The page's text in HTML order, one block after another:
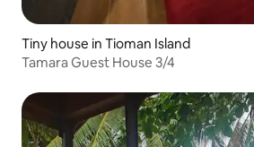
Tiny house in Tioman Island
Tamara Guest House 3/4